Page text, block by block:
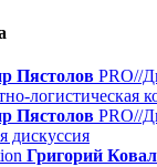
Пястолов PRO//
логистическая
Пястолов PRO//
дискуссия
Григорий